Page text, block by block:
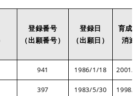
登録番号
（出願番号）
登録日
（出願日）
育成
消
941 1986/1/18 2001/
397 1983/5/30 1998/